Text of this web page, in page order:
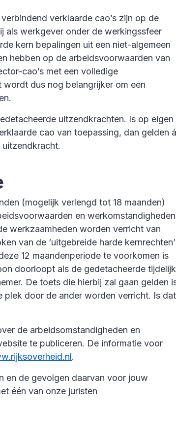
verklaarde cao’s zijn op de
als werkgever onder de werkingssfeer
kern bepalingen uit een niet-algemeen
hebben op de arbeidsvoorwaarden van
cao’s met een volledige
dus nog belangrijker om een
uitzendkrachten. Is op eigen
cao van toepassing, dan gelden
(mogelijk verlengd tot 18 maanden)
en werkomstandigheden
werkzaamheden worden verricht van
van de ‘uitgebreide harde kernrechten’
12 maandenperiode te voorkomen is
doorloopt als de gedetacheerde tijdelijk
De toets die hierbij zal gaan gelden
door de ander worden verricht. Is dat
de arbeidsomstandigheden en
te publiceren. De informatie voor
.
en de gevolgen daarvan voor jouw
één van onze juristen